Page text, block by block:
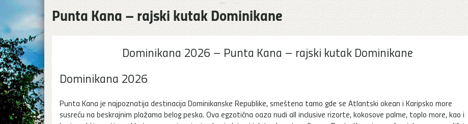
Punta Kana – rajski kutak Dominikane
Dominikana 2026 – Punta Kana – rajski kutak Dominikane
Dominikana 2026
Punta Kana je najpoznatija destinacija Dominikanske Republike, smeštena tamo gde se Atlantski okean i Karipsko more
susreću na beskrajnim plažama belog peska. Ova egzotična oaza nudi all inclusive rizorte, kokosove palme, toplo more, kao i